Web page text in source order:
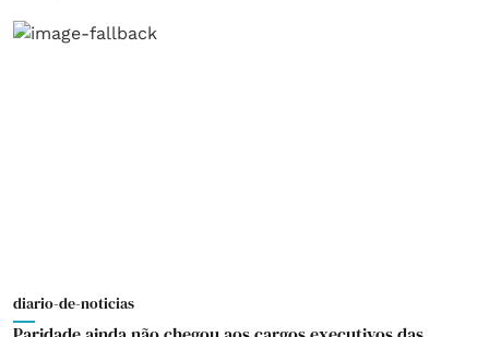
diario-de-noticias